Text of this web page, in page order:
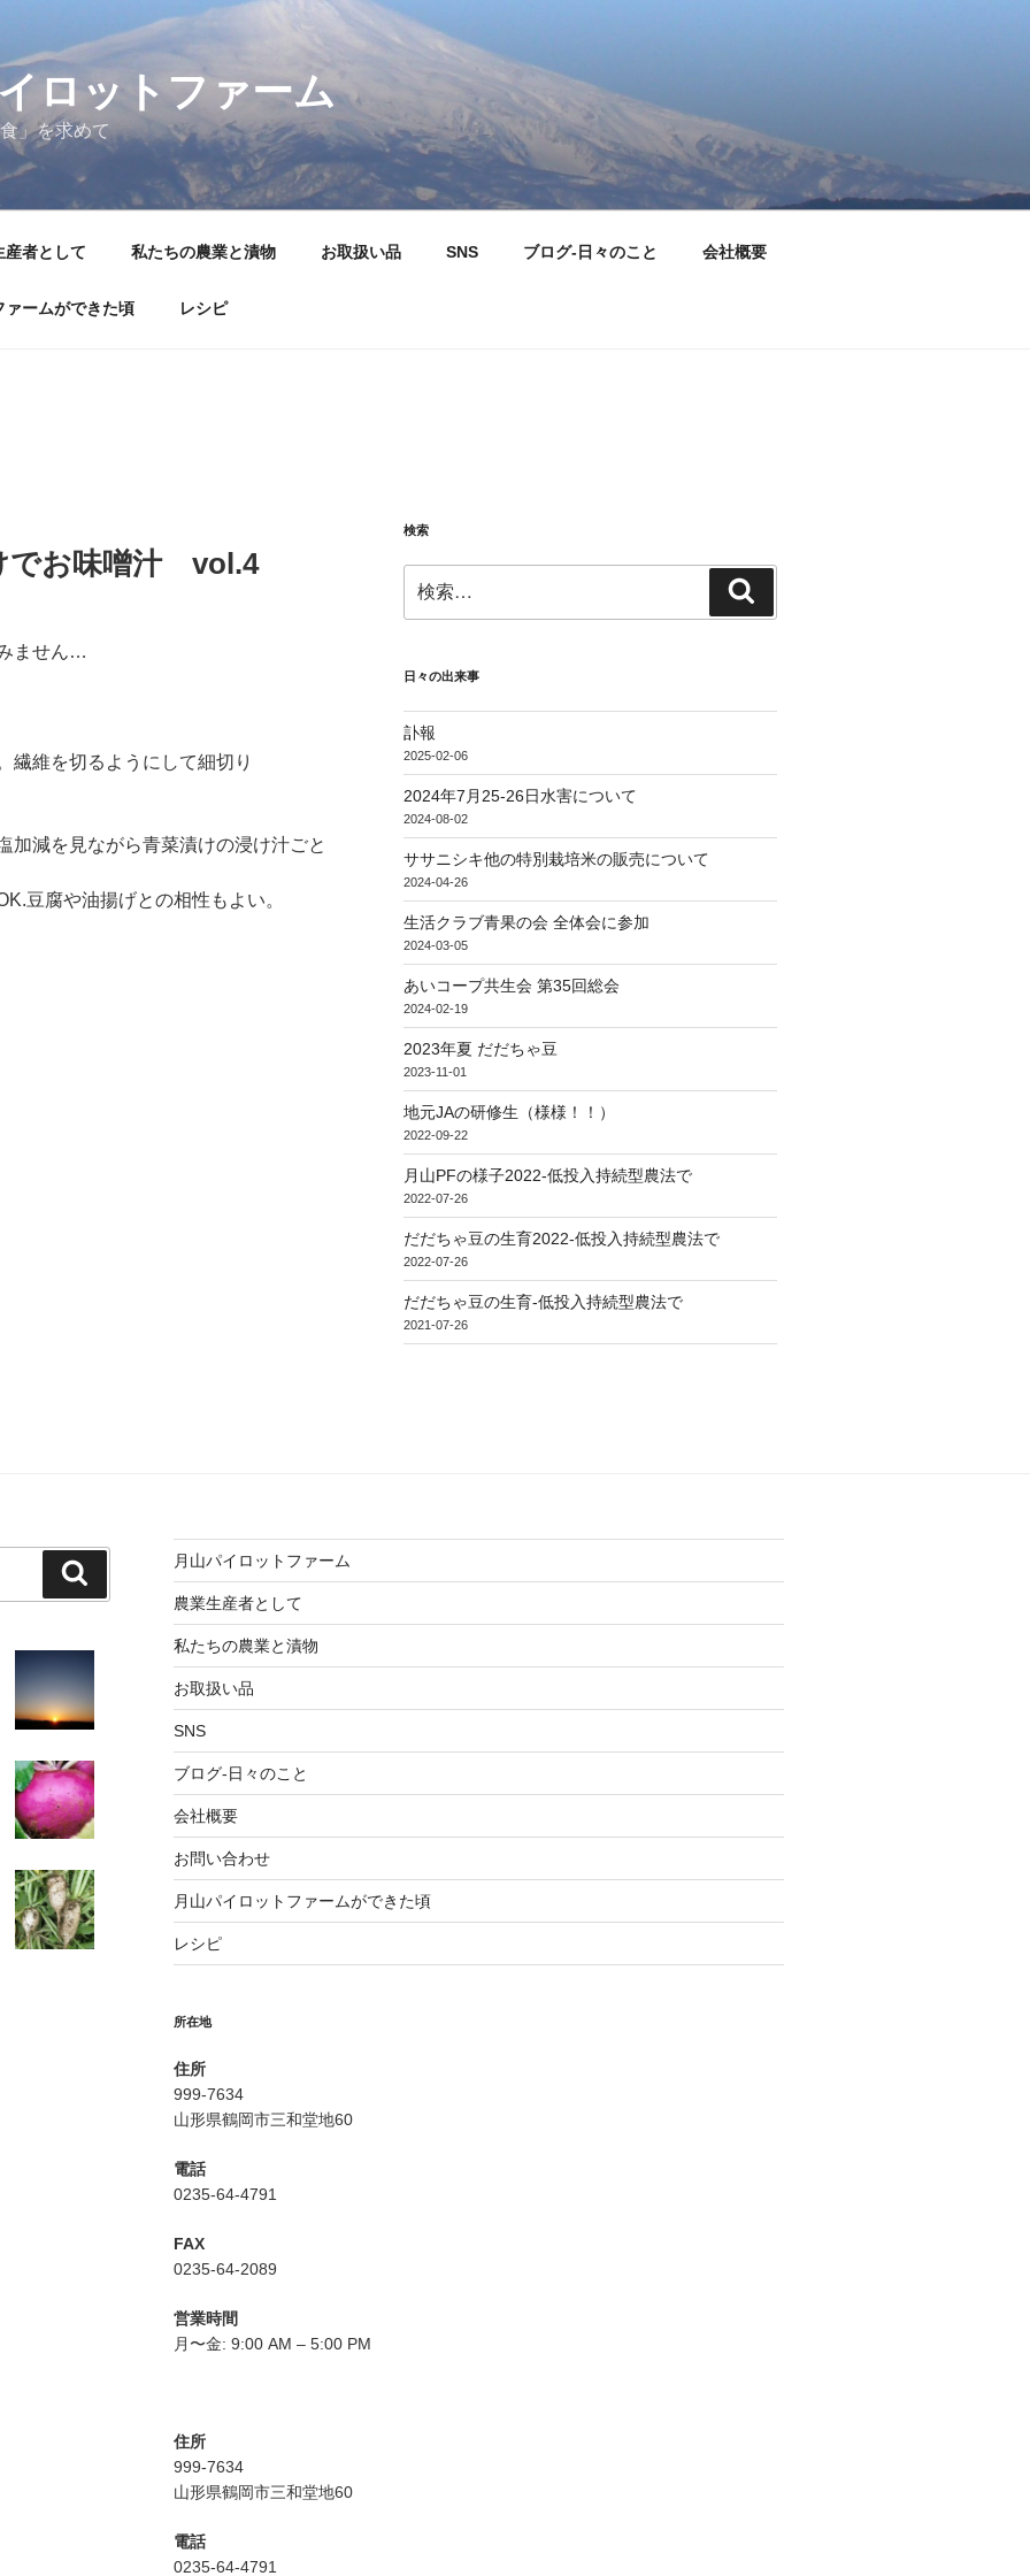
ロットファーム
」を求めて
産者として 私たちの農業と漬物 お取扱い品 SNS ブログ-日々のこと 会社概要
ームができた頃 レシピ
でお味噌汁 vol.4
ません…
維を切るようにして細切り
減を見ながら青菜漬けの浸け汁ごと
豆腐や油揚げとの相性もよい。
検索
索:
索
日々の出来事
訃報
2025-02-06
2024年7月25-26日水害について
2024-08-02
ササニシキ他の特別栽培米の販売について
2024-04-26
生活クラブ青果の会 全体会に参加
2024-03-05
あいコープ共生会 第35回総会
2024-02-19
2023年夏 だだちゃ豆
2023-11-01
地元JAの研修生（様様！！）
2022-09-22
月山PFの様子2022-低投入持続型農法で
2022-07-26
だだちゃ豆の生育2022-低投入持続型農法で
2022-07-26
だだちゃ豆の生育-低投入持続型農法で
2021-07-26
索
月山パイロットファーム
農業生産者として
私たちの農業と漬物
お取扱い品
SNS
ブログ-日々のこと
会社概要
お問い合わせ
月山パイロットファームができた頃
レシピ
所在地
住所
999-7634
山形県鶴岡市三和堂地60
電話
0235-64-4791
FAX
0235-64-2089
営業時間
月〜金: 9:00 AM – 5:00 PM
住所
999-7634
山形県鶴岡市三和堂地60
電話
0235-64-4791